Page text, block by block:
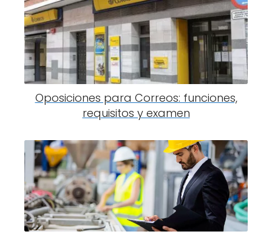
Oposiciones para Correos: funciones,
requisitos y examen